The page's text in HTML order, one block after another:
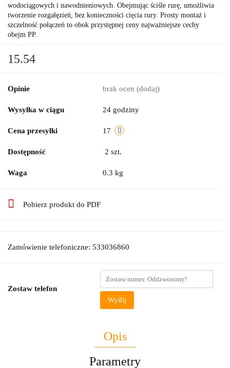
wodociągowych i nawodnieniowych. Obejmując ściśle rurę, umożliwia
tworzenie rozgałęzień, bez konieczności cięcia rury. Prosty montaż i
szczelność połączeń to obok przystępnej ceny najważniejsze cechy
obejm PP.
15.54
Opinie brak ocen (dodaj)
Wysyłka w ciągu 24 godziny
Cena przesyłki 17
Dostępność 2 szt.
Waga 0.3 kg
Pobierz produkt do PDF
Zamówienie telefoniczne: 533036860
Zostaw telefon
Wyślij
Opis
Parametry